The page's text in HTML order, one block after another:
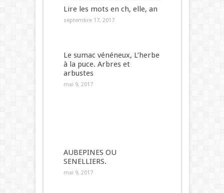
Lire les mots en ch, elle, an
septembre 17, 2017
Le sumac vénéneux, L’herbe
à la puce. Arbres et
arbustes
mai 9, 2017
AUBEPINES OU
SENELLIERS.
mai 9, 2017